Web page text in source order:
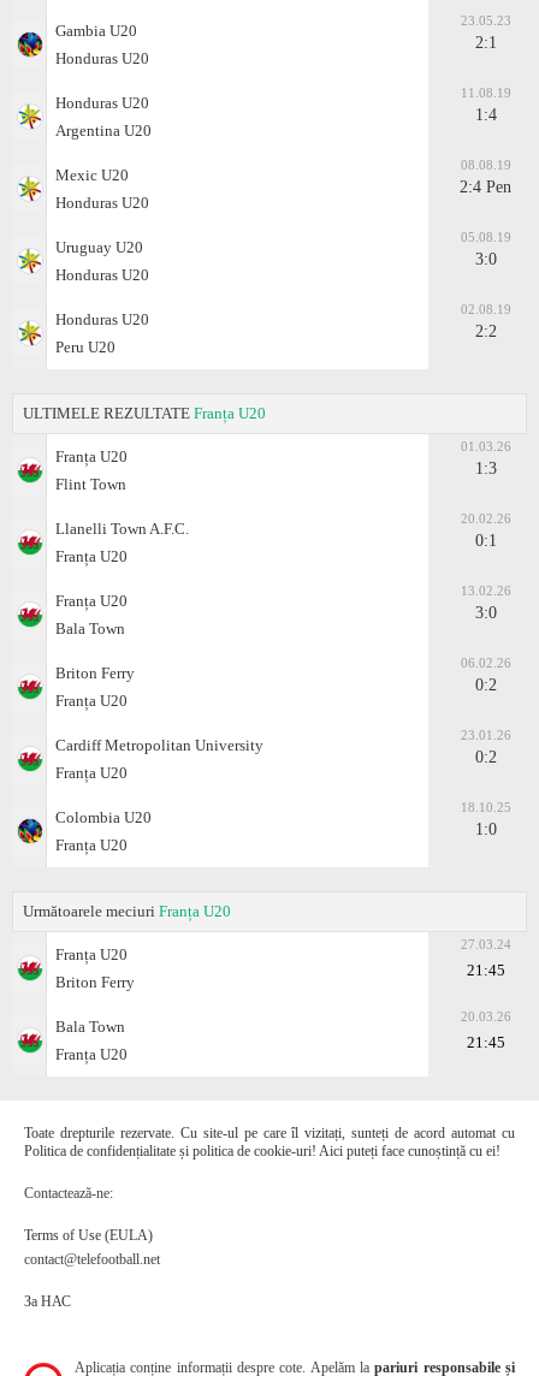
Gambia U20
Honduras U20
23.05.23
2:1
Honduras U20
Argentina U20
11.08.19
1:4
Mexic U20
Honduras U20
08.08.19
2:4 Pen
Uruguay U20
Honduras U20
05.08.19
3:0
Honduras U20
Peru U20
02.08.19
2:2
ULTIMELE REZULTATE Franța U20
Franța U20
Flint Town
01.03.26
1:3
Llanelli Town A.F.C.
Franța U20
20.02.26
0:1
Franța U20
Bala Town
13.02.26
3:0
Briton Ferry
Franța U20
06.02.26
0:2
Cardiff Metropolitan University
Franța U20
23.01.26
0:2
Colombia U20
Franța U20
18.10.25
1:0
Următoarele meciuri Franța U20
Franța U20
Briton Ferry
27.03.24
21:45
Bala Town
Franța U20
20.03.26
21:45
Toate drepturile rezervate. Cu site-ul pe care îl vizitați, sunteți de acord automat cu
Politica de confidențialitate și politica de cookie-uri! Aici puteți face cunoștință cu ei!
Contactează-ne:
Terms of Use (EULA)
contact@telefootball.net
За НАС
Aplicația conține informații despre cote. Apelăm lapariuri responsabile și